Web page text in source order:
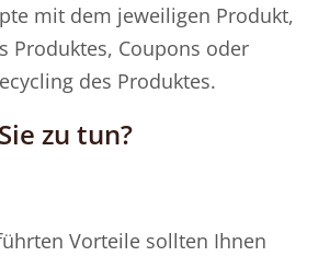
mit dem jeweiligen Produkt,
Produktes, Coupons oder
des Produktes.
zu tun?
Vorteile sollten Ihnen